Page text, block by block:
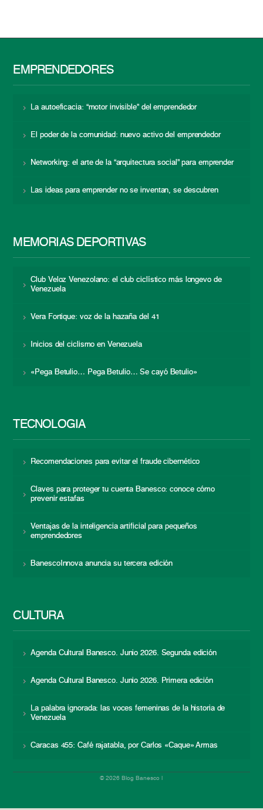
EMPRENDEDORES
La autoeficacia: “motor invisible” del emprendedor
El poder de la comunidad: nuevo activo del emprendedor
Networking: el arte de la “arquitectura social” para emprender
Las ideas para emprender no se inventan, se descubren
MEMORIAS DEPORTIVAS
Club Veloz Venezolano: el club ciclístico más longevo de
Venezuela
Vera Fortique: voz de la hazaña del 41
Inicios del ciclismo en Venezuela
«Pega Betulio… Pega Betulio… Se cayó Betulio»
TECNOLOGÍA
Recomendaciones para evitar el fraude cibernético
Claves para proteger tu cuenta Banesco: conoce cómo
prevenir estafas
Ventajas de la inteligencia artificial para pequeños
emprendedores
BanescoInnova anuncia su tercera edición
CULTURA
Agenda Cultural Banesco. Junio 2026. Segunda edición
Agenda Cultural Banesco. Junio 2026. Primera edición
La palabra ignorada: las voces femeninas de la historia de
Venezuela
Caracas 455: Café rajatabla, por Carlos «Caque» Armas
© 2026 Blog Banesco |